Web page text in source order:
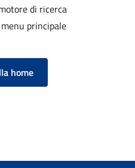
di ricerca
principale
home